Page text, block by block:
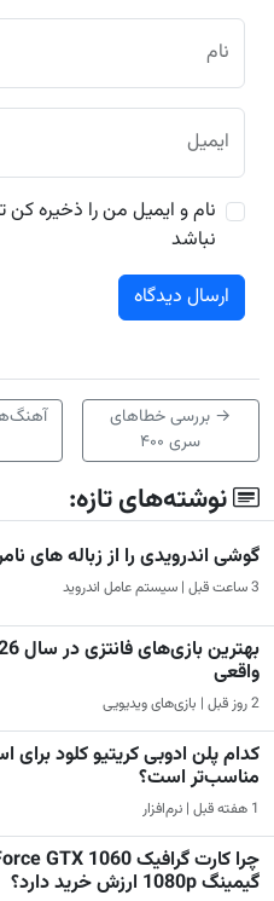
نام
ایمیل
نام و ایمیل من را ذخیره کن
نباشد
→ بررسی خطاهای
سری ۴۰۰
نوشته‌های تازه:
گوشی اندرویدی را از زباله های
3 ساعت قبل | سیستم عامل اندروید
واقعی
2 روز قبل | بازی‌های ویدیویی
کدام پلن ادوبی کریتیو کلود
مناسب‌تر است؟
1 هفته قبل | نرم‌افزار
گیمینگ 1080p ارزش خرید دارد؟